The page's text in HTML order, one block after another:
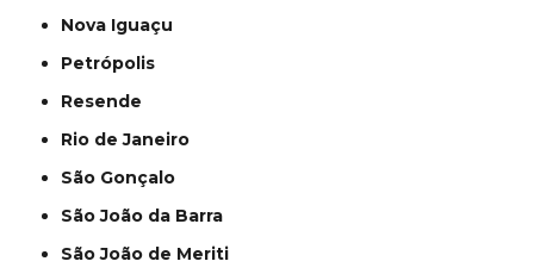
Nova Iguaçu
Petrópolis
Resende
Rio de Janeiro
São Gonçalo
São João da Barra
São João de Meriti